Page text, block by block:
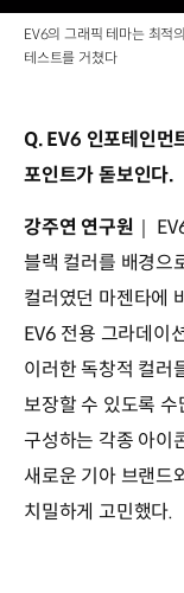
EV6의 그래픽 테마는 최적
테스트를 거쳤다
Q. EV6 인포테인먼
포인트가 돋보인다.
강주연 연구원 ｜
블랙 컬러를 배경으
컬러였던 마젠타에
EV6 전용 그라데이
이러한 독창적 컬러
보장할 수 있도록
구성하는 각종 아이
새로운 기아 브랜드
치밀하게 고민했다.